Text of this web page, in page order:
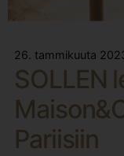
26. tammikuuta
SOLLEN
Pariisiin